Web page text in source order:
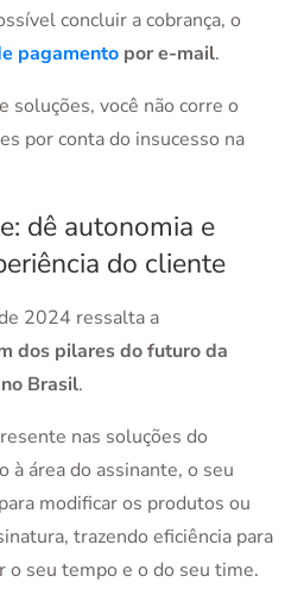
concluir a cobrança, o
pagamento por e-mail.
soluções, você não corre o
por conta do insucesso na
dê autonomia e
do cliente
2024 ressalta a
dos pilares do futuro da
Brasil.
nas soluções do
à área do assinante, o seu
modificar os produtos ou
trazendo eficiência para
o seu tempo e o do seu time.